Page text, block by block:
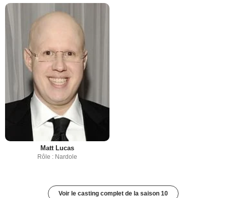
Matt Lucas
Rôle : Nardole
Voir le casting complet de la saison 10